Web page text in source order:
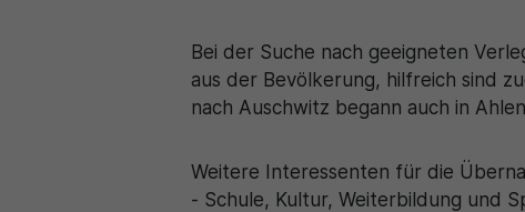
Bei der Suche nach geeigneten
aus der Bevölkerung, hilfreich sind
nach Auschwitz begann auch in
Weitere Interessenten für die
- Schule, Kultur, Weiterbildung und